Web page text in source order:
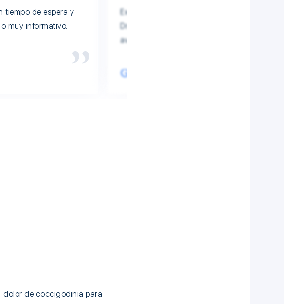
tiempo de espera y
muy informativo.
Excelente personal, amable y profesional. El
Dr. Reyfman se tomó su tiempo para
avanzaba y respondió a todas mis
dolor de coccigodinia para